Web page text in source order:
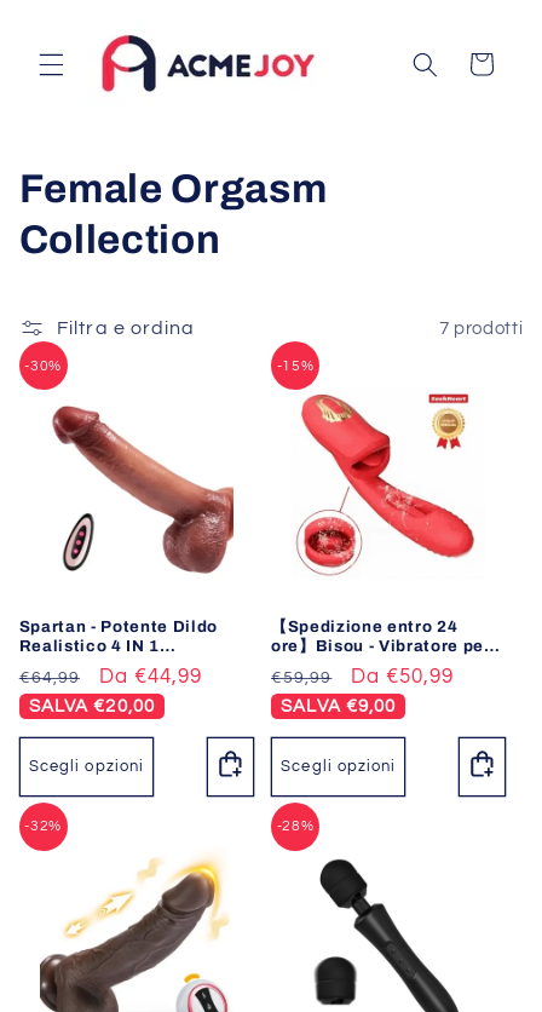
ai contenuti
Carrello
C
o
l
e
e
:
Female Orgasm
Collection
Filtra e ordina 7 prodotti
Spartan - Potente Dildo
Realistico 4 IN 1
Telescopica Vibrazione
Termostato 22CM
Prezzo
di
listino
€64,99
Prezzo
scontato
Da €44,99
SALVA €20,00
Scegli opzioni
-30%
【Spedizione entro 24
ore】Bisou - Vibratore per
il punto G con funzione di
leccata di lingua e lingua
vibrante
Prezzo
di
listino
€59,99
Prezzo
scontato
Da €50,99
SALVA €9,00
Scegli opzioni
-15%
-32% -28%